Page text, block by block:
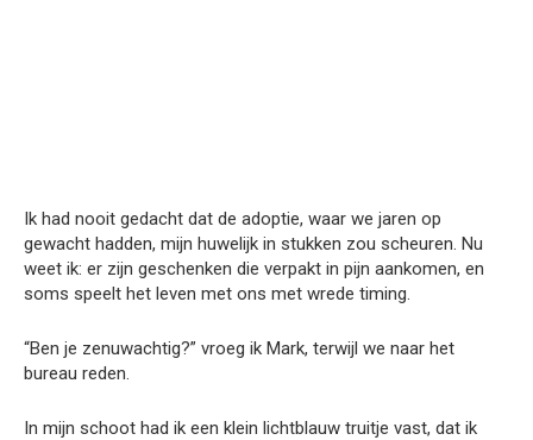
Ik had nooit gedacht dat de adoptie, waar we jaren op
gewacht hadden, mijn huwelijk in stukken zou scheuren. Nu
weet ik: er zijn geschenken die verpakt in pijn aankomen, en
soms speelt het leven met ons met wrede timing.
“Ben je zenuwachtig?” vroeg ik Mark, terwijl we naar het
bureau reden.
In mijn schoot had ik een klein lichtblauw truitje vast, dat ik